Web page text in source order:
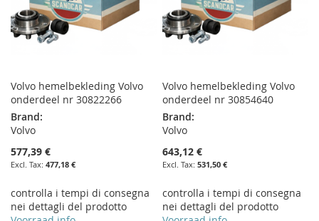
Volvo hemelbekleding Volvo
onderdeel nr 30822266
Brand:
Volvo
577,39 €
477,18 €
controlla i tempi di consegna
nei dettagli del prodotto
Volvo hemelbekleding Volvo
onderdeel nr 30854640
Brand:
Volvo
643,12 €
531,50 €
controlla i tempi di consegna
nei dettagli del prodotto